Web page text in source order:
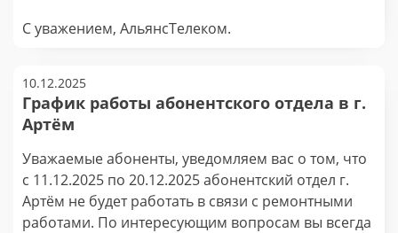
С уважением, АльянсТелеком.
10.12.2025
График работы абонентского отдела в г.
Артём
Уважаемые абоненты, уведомляем вас о том, что
с 11.12.2025 по 20.12.2025 абонентский отдел г.
Артём не будет работать в связи с ремонтными
работами. По интересующим вопросам вы всегда